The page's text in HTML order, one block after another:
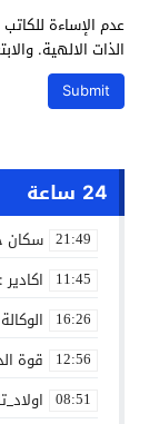
عدم الإساءة
الذات الالهية.
24 ساعة
21:49 سكان
11:45
16:26
12:56 قوة
08:51